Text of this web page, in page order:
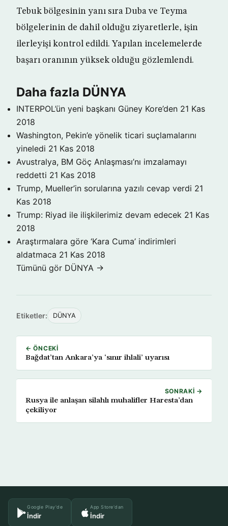
Tebuk bölgesinin yanı sıra Duba ve Teyma
bölgelerinin de dahil olduğu ziyaretlerle, işin
ilerleyişi kontrol edildi. Yapılan incelemelerde
başarı oranının yüksek olduğu gözlemlendi.
Daha fazla DÜNYA
INTERPOL’ün yeni başkanı Güney Kore’den 21 Kas
2018
Washington, Pekin’e yönelik ticari suçlamalarını
yineledi 21 Kas 2018
Avustralya, BM Göç Anlaşması’nı imzalamayı
reddetti 21 Kas 2018
Trump, Mueller’in sorularına yazılı cevap verdi 21
Kas 2018
Trump: Riyad ile ilişkilerimiz devam edecek 21 Kas
2018
Araştırmalara göre ‘Kara Cuma’ indirimleri
aldatmaca 21 Kas 2018
Tümünü gör DÜNYA →
Etiketler: DÜNYA
← ÖNCEKI
Bağdat’tan Ankara’ya ‘sınır ihlali’ uyarısı
SONRAKI →
Rusya ile anlaşan silahlı muhalifler Haresta’dan
çekiliyor
Google Play'de
İndir
App Store'dan
İndir